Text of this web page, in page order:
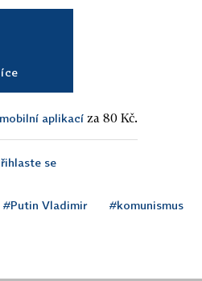
aplikací za 80 Kč.
se
#Putin Vladimir #komunismus